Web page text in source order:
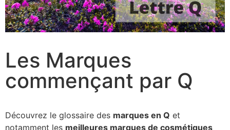
Les Marques
commençant par Q
Découvrez le glossaire des marques en Q et
notamment les meilleures marques de cosmétiques